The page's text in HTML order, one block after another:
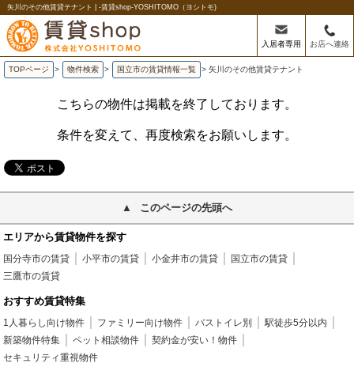
矢川のその他賃貸テナント | -賃貸shop-YOSHITOMO（ヨシトモ)
入居者専用 お店へ連絡
TOPページ > 物件検索 > 国立市の賃貸情報一覧 > 矢川のその他賃貸テナント
こちらの物件は掲載を終了しております。
条件を変えて、再度検索をお願いします。
このページの先頭へ
エリアから賃貸物件を探す
国分寺市の賃貸 小平市の賃貸 小金井市の賃貸
国立市の賃貸
三鷹市の賃貸
おすすめ賃貸特集
1人暮らし向け物件 ファミリー向け物件 バストイレ別
駅徒歩5分以内
新築物件特集
ペット相談物件
契約金が安い！物件
セキュリティ重視物件